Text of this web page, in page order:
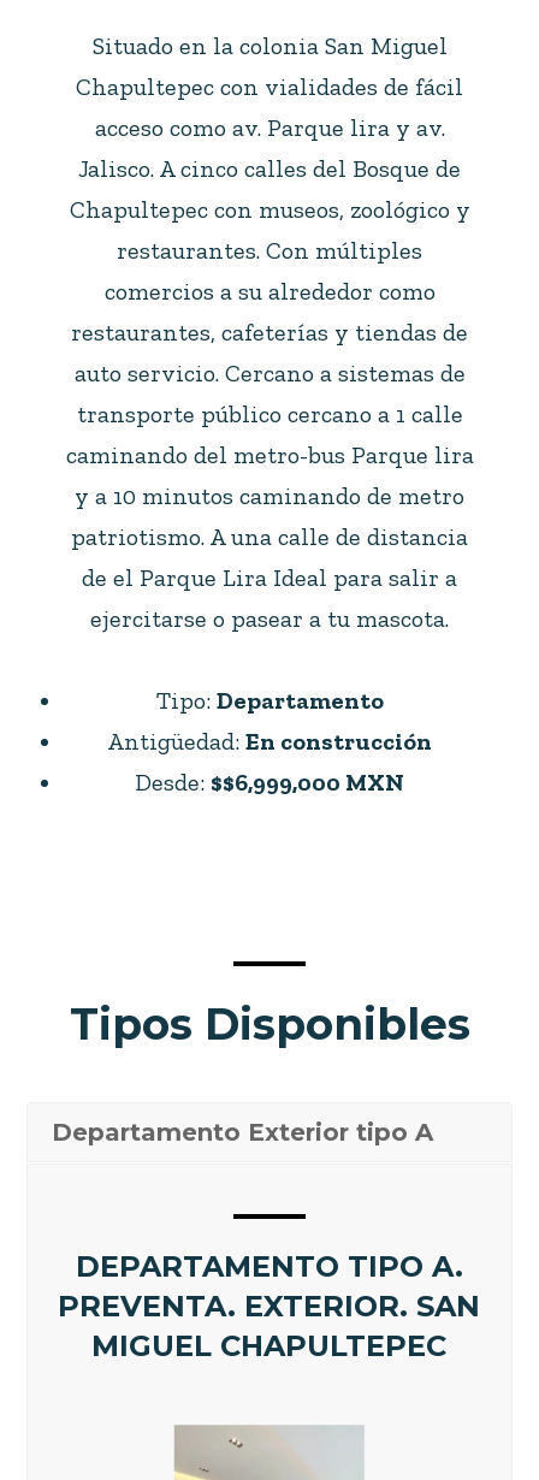
Situado en la colonia San Miguel
Chapultepec con vialidades de fácil
acceso como av. Parque lira y av.
Jalisco. A cinco calles del Bosque de
Chapultepec con museos, zoológico y
restaurantes. Con múltiples
comercios a su alrededor como
restaurantes, cafeterías y tiendas de
auto servicio. Cercano a sistemas de
transporte público cercano a 1 calle
caminando del metro-bus Parque lira
y a 10 minutos caminando de metro
patriotismo. A una calle de distancia
de el Parque Lira Ideal para salir a
ejercitarse o pasear a tu mascota.
Tipo: Departamento
Antigüedad: En construcción
Desde: $$6,999,000 MXN
Tipos Disponibles
Departamento Exterior tipo A
DEPARTAMENTO TIPO A.
PREVENTA. EXTERIOR. SAN
MIGUEL CHAPULTEPEC